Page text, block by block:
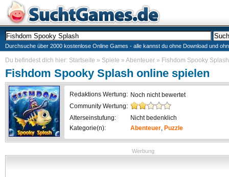
Durchsuche über 2000 kostenlose Online Games - alle kannst du ohne Download und
Du befindest dich hier: Startseite » Spiele » Abenteuer » Fishdom Spooky Splash
Fishdom Spooky Splash online spielen
Redaktions Wertung: Noch nicht bewertet
Community Wertung:
Alterseinstufung:
Nicht bedenklich
Kategorie(n):
Abenteuer, Puzzle
Werbung